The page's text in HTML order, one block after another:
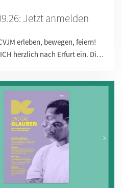
Jetzt anmelden
erleben, bewegen, feiern!
herzlich nach Erfurt ein. Di…